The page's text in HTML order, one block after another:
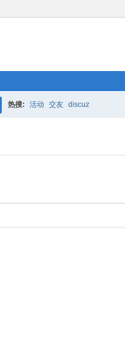
热搜: 活动 交友 discuz